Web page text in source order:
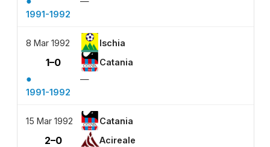
1991-1992
8 Mar 1992 Ischia
1–0 Catania
●
—
1991-1992
15 Mar 1992 Catania
2–0 Acireale